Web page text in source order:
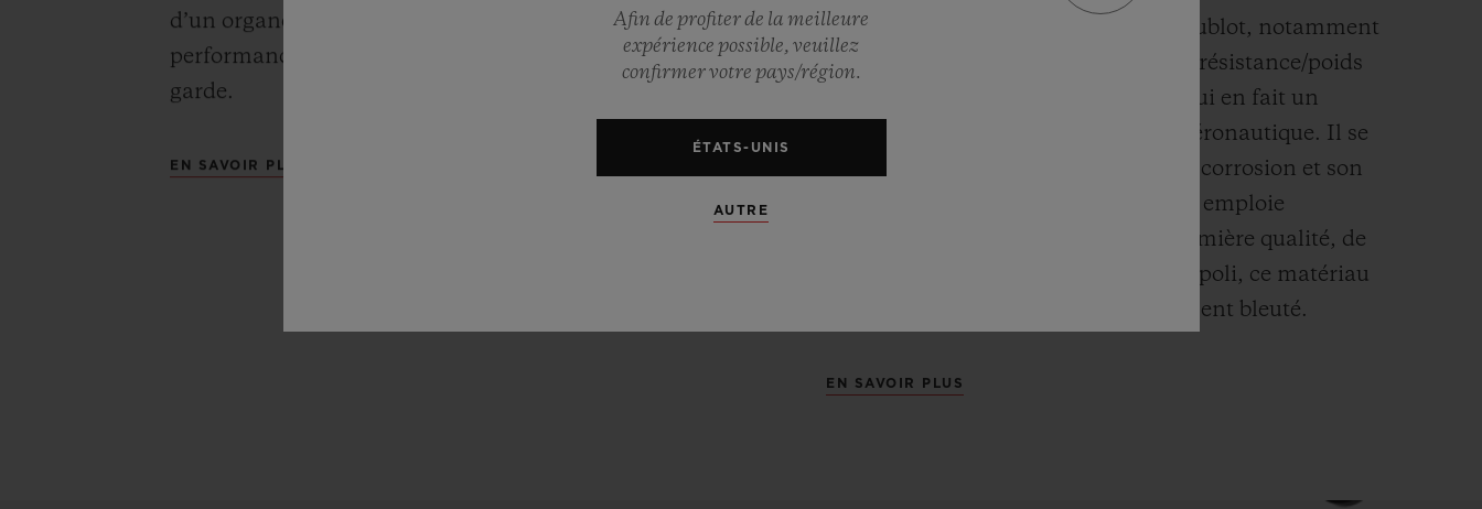
d’un organe réglant en silicium assurant des
performances, une précision et une fiabilité d’avant-
garde.
EN SAVOIR PLUS
Le titane est largement utilisé par Hublot, notamment
pour sa légèreté. Il affiche le rapport résistance/poids
le plus élevé de tous les métaux, ce qui en fait un
matériau très prisé notamment en aéronautique. Il se
distingue aussi par sa résistance à la corrosion et son
inertie au contact de la peau. Hublot emploie
exclusivement du titane de toute première qualité, de
Une fois poli, ce matériau
présente un éclat métallique légèrement bleuté.
EN SAVOIR PLUS
Afin de profiter de la meilleure
expérience possible, veuillez
confirmer votre pays/région.
ÉTATS-UNIS
AUTRE